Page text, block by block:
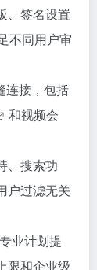
、签名设置
不同用户审
连接，包括
和视频会
、搜索功
户过滤无关
业计划提
限和企业级